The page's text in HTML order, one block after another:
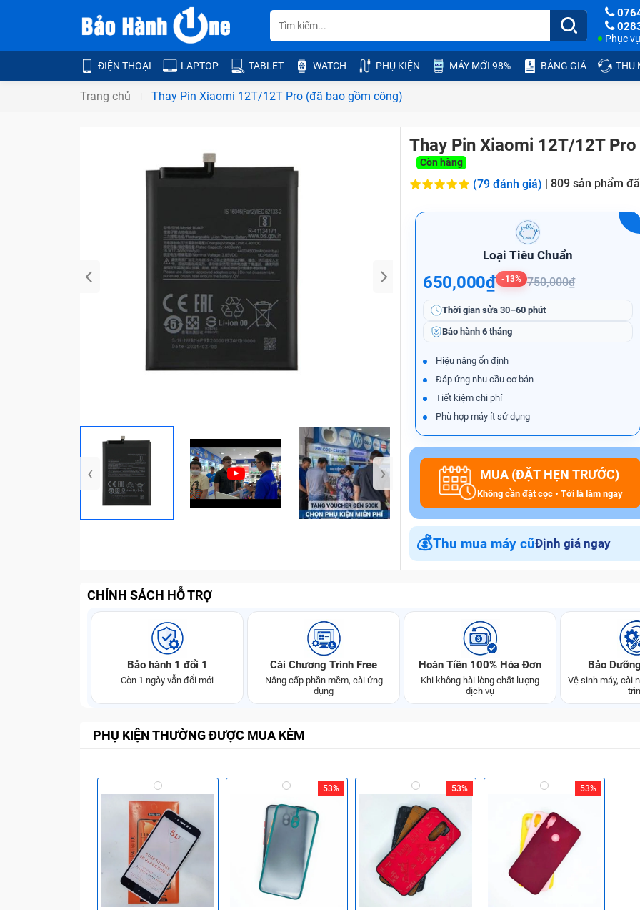
Phục
ĐIỆN THOẠI LAPTOP TABLET WATCH PHỤ KIỆN MÁY MỚI 98% BẢNG GIÁ THU
Trang chủ Thay Pin Xiaomi 12T/12T Pro (đã bao gồm công)
Bảo Hành One
‹ ›
Thay Pin Xiaomi 12T/12T
Còn hàng
(79 đánh giá) | 809 sản phẩm
Loại Tiêu Chuẩn
650,000₫ -13% 750,000₫
Thời gian sửa 30–60 phút
Bảo hành 6 tháng
Hiệu năng ổn định
Đáp ứng nhu cầu cơ bản
Tiết kiệm chi phí
Phù hợp máy ít sử dụng
MUA (ĐẶT HẸN TRƯỚC)
Không cần đặt cọc • Tới là làm ngay
💰Thu mua máy cũĐịnh giá ngay
CHÍNH SÁCH HỖ TRỢ
Bảo hành 1 đổi 1
Còn 1 ngày vẫn đổi mới
Cài Chương Trình Free
Nâng cấp phần mềm, cài ứng
dụng
Hoàn Tiền 100% Hóa Đơn
Khi không hài lòng chất lượng
dịch vụ
Bảo
Vệ sinh máy, cài
PHỤ KIỆN THƯỜNG ĐƯỢC MUA KÈM
53% 53% 53%